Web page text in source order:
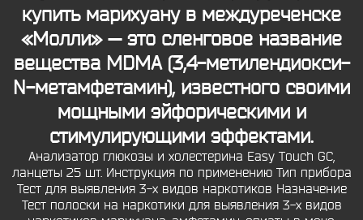
купить марихуану в междуреченске
«Молли» — это сленговое название
вещества MDMA (3,4-метилендиокси-
N-метамфетамин), известного своими
мощными эйфорическими и
стимулирующими эффектами.
Анализатор глюкозы и холестерина Easy Touch GC,
ланцеты 25 шт. Инструкция по применению Тип прибора
Тест для выявления 3-х видов наркотиков Назначение
Тест полоски на наркотики для выявления 3-х видов